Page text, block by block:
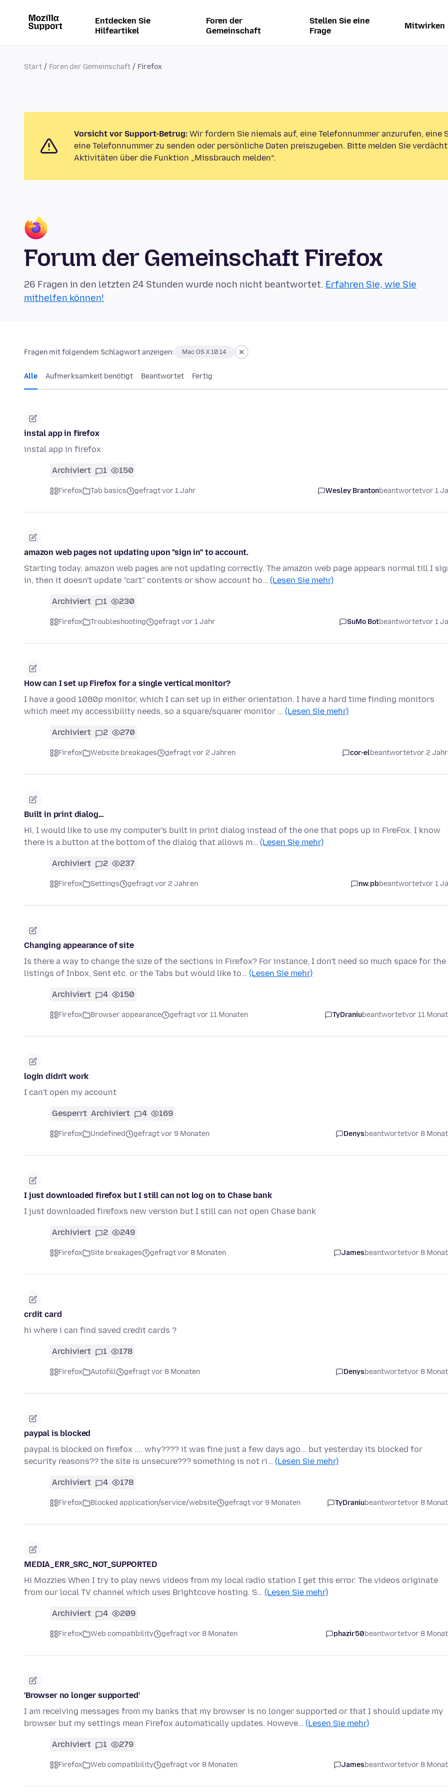
Entdecken Sie
Hilfeartikel
Foren der
Gemeinschaft
Stellen Sie eine
Frage
Mitwirken
Start Foren der Gemeinschaft Firefox
Vorsicht vor Support-Betrug: Wir fordern Sie niemals auf, eine Telefonnummer anzurufen, eine
eine Telefonnummer zu senden oder persönliche Daten preiszugeben. Bitte melden Sie
Aktivitäten über die Funktion „Missbrauch melden“.
Forum der Gemeinschaft Firefox
26 Fragen in den letzten 24 Stunden wurde noch nicht beantwortet. Erfahren Sie, wie Sie
mithelfen können!
Fragen mit folgendem Schlagwort anzeigen: Mac OS X 10.14
Alle Aufmerksamkeit benötigt Beantwortet Fertig
instal app in firefox
instal app in firefox
Archiviert 1 150
Firefox Tab basics gefragt vor 1 Jahr Wesley Brantonbeantwortetvor 1
amazon web pages not updating upon "sign in" to account.
Starting today, amazon web pages are not updating correctly. The amazon web page appears normal till I
in, then it doesn't update "cart" contents or show account ho… (Lesen Sie mehr)
Archiviert 1 230
Firefox Troubleshooting gefragt vor 1 Jahr SuMo Botbeantwortetvor 1
How can I set up Firefox for a single vertical monitor?
I have a good 1080p monitor, which I can set up in either orientation. I have a hard time finding monitors
which meet my accessibility needs, so a square/squarer monitor … (Lesen Sie mehr)
Archiviert 2 270
Firefox Website breakages gefragt vor 2 Jahren cor-elbeantwortetvor 2
Built in print dialog...
Hi, I would like to use my computer's built in print dialog instead of the one that pops up in FireFox. I know
there is a button at the bottom of the dialog that allows m… (Lesen Sie mehr)
Archiviert 2 237
Firefox Settings gefragt vor 2 Jahren nw.pbbeantwortetvor 1
Changing appearance of site
Is there a way to change the size of the sections in Firefox? For instance, I don't need so much space for the
listings of Inbox, Sent etc. or the Tabs but would like to… (Lesen Sie mehr)
Archiviert 4 150
Firefox Browser appearance gefragt vor 11 Monaten TyDraniubeantwortetvor 11
login didn't work
I can't open my account
Gesperrt Archiviert 4 169
Firefox Undefined gefragt vor 9 Monaten Denysbeantwortetvor 8
I just downloaded firefox but I still can not log on to Chase bank
I just downloaded firefoxs new version but I still can not open Chase bank
Archiviert 2 249
Firefox Site breakages gefragt vor 8 Monaten Jamesbeantwortetvor 8
crdit card
hi where i can find saved credit cards ?
Archiviert 1 178
Firefox Autofill gefragt vor 8 Monaten Denysbeantwortetvor 8
paypal is blocked
paypal is blocked on firefox .... why???? it was fine just a few days ago... but yesterday its blocked for
security reasons?? the site is unsecure??? something is not ri… (Lesen Sie mehr)
Archiviert 4 178
Firefox Blocked application/service/website gefragt vor 9 Monaten TyDraniubeantwortetvor 8
MEDIA_ERR_SRC_NOT_SUPPORTED
Hi Mozzies When I try to play news videos from my local radio station I get this error. The videos originate
from our local TV channel which uses Brightcove hosting. S… (Lesen Sie mehr)
Archiviert 4 209
Firefox Web compatibility gefragt vor 8 Monaten phazir50beantwortetvor 8
'Browser no longer supported'
I am receiving messages from my banks that my browser is no longer supported or that I should update my
browser but my settings mean Firefox automatically updates. Howeve… (Lesen Sie mehr)
Archiviert 1 279
Firefox Web compatibility gefragt vor 8 Monaten Jamesbeantwortetvor 8